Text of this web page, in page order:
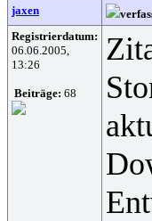
jaxen
Registrierdatum:
06.06.2005,
13:26
Beiträge: 68